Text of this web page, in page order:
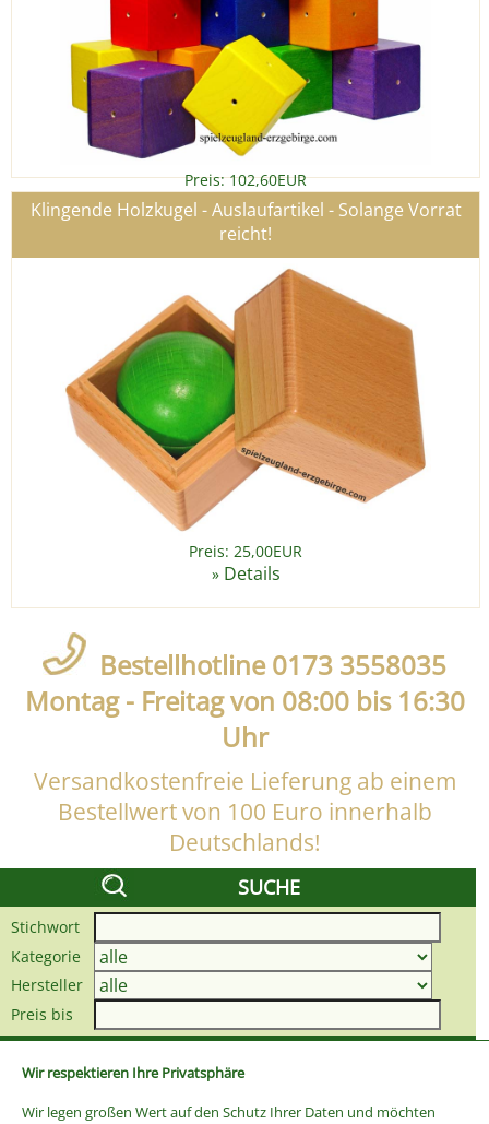
Wir respektieren Ihre Privatsphäre
Wir legen großen Wert auf den Schutz Ihrer Daten und möchten
Preis: 102,60EUR
»Details
Klingende Holzkugel - Auslaufartikel - Solange Vorrat
reicht!
Preis: 25,00EUR
» Details
Bestellhotline 0173 3558035
Montag - Freitag von 08:00 bis 16:30
Uhr
Versandkostenfreie Lieferung ab einem
Bestellwert von 100 Euro innerhalb
Deutschlands!
SUCHE
Stichwort
Kategorie
Hersteller
Preis bis